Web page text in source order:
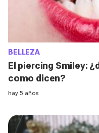
BELLEZA
El piercing Smiley:
como dicen?
hay 5 años